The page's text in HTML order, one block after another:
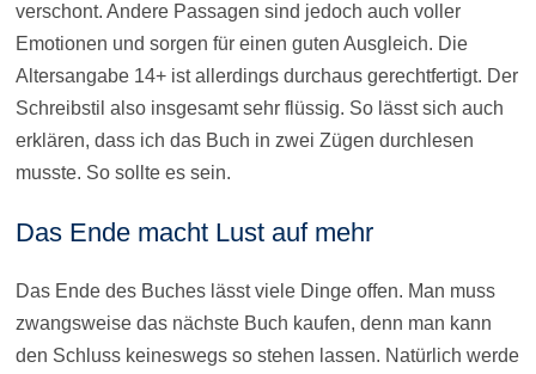
verschont. Andere Passagen sind jedoch auch voller
Emotionen und sorgen für einen guten Ausgleich. Die
Altersangabe 14+ ist allerdings durchaus gerechtfertigt. Der
Schreibstil also insgesamt sehr flüssig. So lässt sich auch
erklären, dass ich das Buch in zwei Zügen durchlesen
musste. So sollte es sein.
Das Ende macht Lust auf mehr
Das Ende des Buches lässt viele Dinge offen. Man muss
zwangsweise das nächste Buch kaufen, denn man kann
den Schluss keineswegs so stehen lassen. Natürlich werde